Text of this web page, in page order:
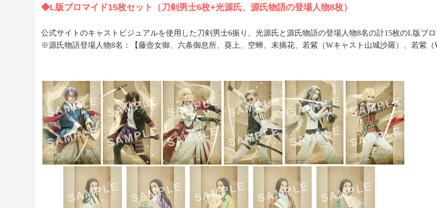
◆L版ブロマイド15枚セット（刀剣男士6枚+光源氏、源氏物語の登場人物8枚）
公式サイトのキャストビジュアルを使用した刀剣男士6振り、光源氏と源氏物語の登場人物8名の計15枚のL版ブロ
※源氏物語登場人物8名：【藤壺女御、六条御息所、葵上、空蝉、末摘花、若紫（Wキャスト山城沙羅）、若紫（